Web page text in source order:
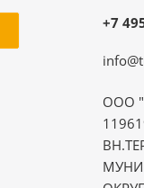
+7
ООО